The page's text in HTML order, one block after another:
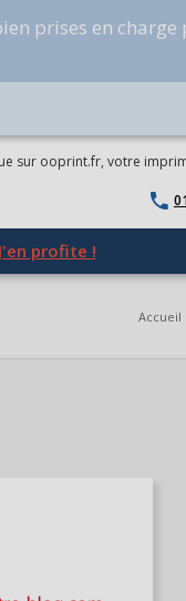
prises en charge
sur ooprint.fr, votre
J'en profite !
Accueil